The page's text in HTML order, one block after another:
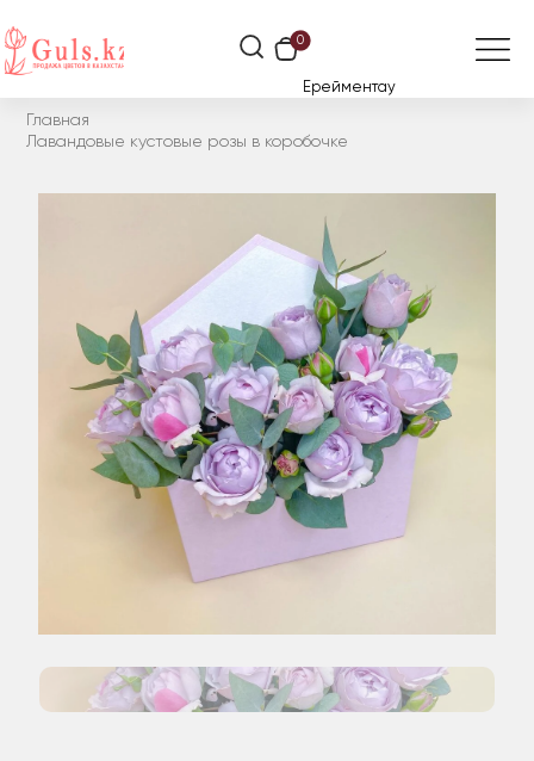
0
Ерейментау
Главная
Лавандовые кустовые розы в коробочке